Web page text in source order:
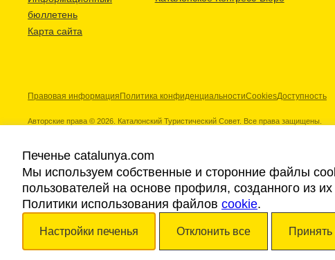
бюллетень
Карта сайта
Правовая информация Политика конфиденциальностиCookiesДоступность
Авторские права © 2026. Каталонский Туристический Совет. Все права защищены.
Наши партнеры
Печенье catalunya.com
Мы используем собственные и сторонние файлы
пользователей на основе профиля, созданного из
Политики использования файлов cookie.
Настройки печенья Отклонить все Принять